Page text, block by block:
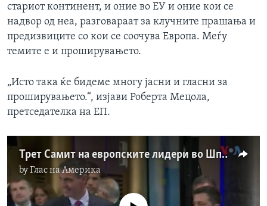
стариот континент, и оние во ЕУ и оние кои се
надвор од неа, разговараат за клучните прашања и
предизвиците со кои се соочува Европа. Меѓу
темите е и проширувањето.
„Исто така ќе бидеме многу јасни и гласни за
проширувањето.“, изјави Роберта Мецола,
претседателка на ЕП.
Трет Самит на европските лидери во Шпанија
byГлас на Америка
No media source currently available